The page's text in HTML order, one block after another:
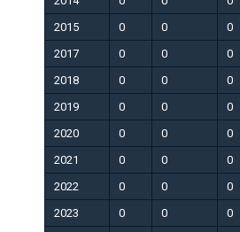
2015
0 0 0
2017
0 0 0
2018
0 0 0
2019
0 0 0
2020
0 0 0
2021
0 0 0
2022
0 0 0
2023
0 0 0